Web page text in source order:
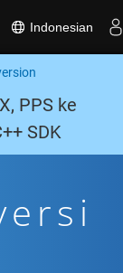
Indonesian
PPS ke
SDK